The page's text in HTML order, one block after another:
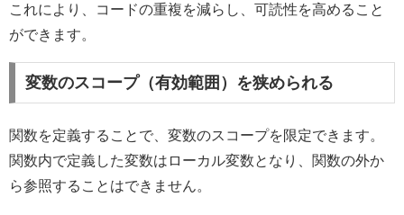
これにより、コードの重複を減らし、可読性を高めること
ができます。
変数のスコープ（有効範囲）を狭められる
関数を定義することで、変数のスコープを限定できます。
関数内で定義した変数はローカル変数となり、関数の外か
ら参照することはできません。